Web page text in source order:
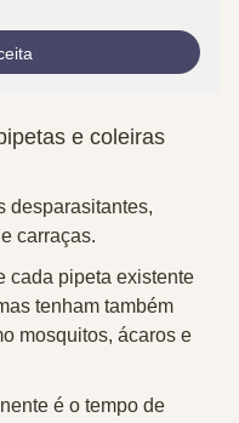
e coleiras
desparasitantes,
carraças.
cada pipeta existente
tenham também
mosquitos, ácaros e
é o tempo de